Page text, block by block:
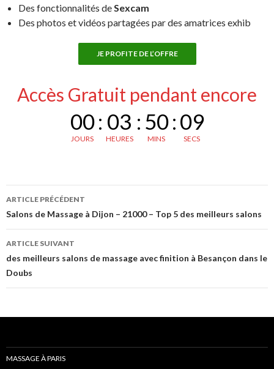
Des fonctionnalités deSexcam
Des photos et vidéos partagées par des amatrices exhib
JE PROFITE DE L’OFFRE
Accès Gratuit pendant encore
00
JOURS
: 03
HEURES
: 50
MINS
:08
SECS
Navigation
des
articles
ARTICLE PRÉCÉDENT
Salons de Massage à Dijon – 21000 – Top 5 des meilleurs salons
ARTICLE SUIVANT
des meilleurs salons de massage avec finition à Besançon dans le
Doubs
MASSAGE À PARIS